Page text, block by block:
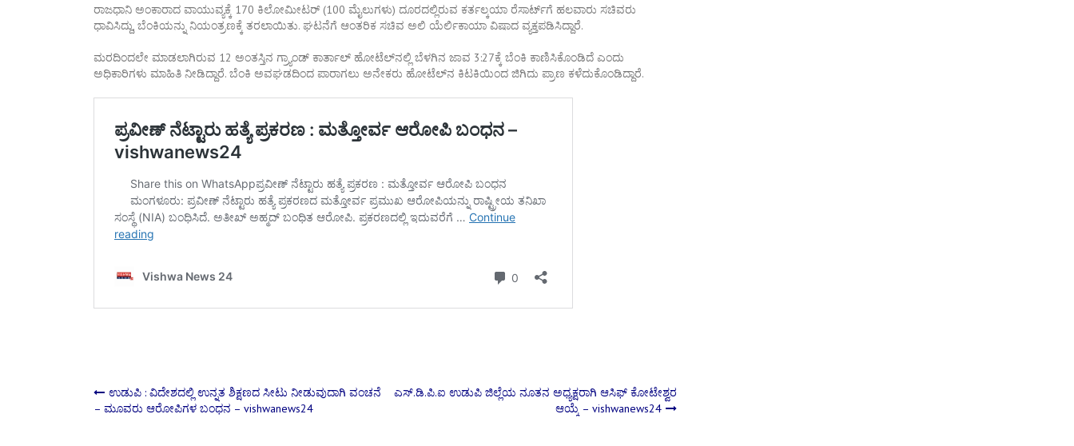
ರಾಜಧಾನಿ ಅಂಕಾರಾದ ವಾಯುವ್ಯಕ್ಕೆ 170 ಕಿಲೋಮೀಟರ್ (100 ಮೈಲುಗಳು) ದೂರದಲ್ಲಿರುವ ಕರ್ತಲ್ಕಯಾ ರೆಸಾರ್ಟ್‌ಗೆ ಹಲವಾರು ಸಚಿವರು
ಧಾವಿಸಿದ್ದು, ಬೆಂಕಿಯನ್ನು ನಿಯಂತ್ರಣಕ್ಕೆ ತರಲಾಯಿತು. ಘಟನೆಗೆ ಆಂತರಿಕ ಸಚಿವ ಅಲಿ ಯೆರ್ಲಿಕಾಯಾ ವಿಷಾದ ವ್ಯಕ್ತಪಡಿಸಿದ್ದಾರೆ.
ಮರದಿಂದಲೇ ಮಾಡಲಾಗಿರುವ 12 ಅಂತಸ್ತಿನ ಗ್ರ್ಯಾಂಡ್ ಕಾರ್ತಾಲ್ ಹೋಟೆಲ್‌ನಲ್ಲಿ ಬೆಳಗಿನ ಜಾವ 3:27ಕ್ಕೆ ಬೆಂಕಿ ಕಾಣಿಸಿಕೊಂಡಿದೆ ಎಂದು
ಅಧಿಕಾರಿಗಳು ಮಾಹಿತಿ ನೀಡಿದ್ದಾರೆ. ಬೆಂಕಿ ಅವಘಡದಿಂದ ಪಾರಾಗಲು ಅನೇಕರು ಹೋಟೆಲ್‌ನ ಕಿಟಕಿಯಿಂದ ಜಿಗಿದು ಪ್ರಾಣ ಕಳೆದುಕೊಂಡಿದ್ದಾರೆ.
Post
ಉಡುಪಿ : ವಿದೇಶದಲ್ಲಿ ಉನ್ನತ ಶಿಕ್ಷಣದ ಸೀಟು ನೀಡುವುದಾಗಿ ವಂಚನೆ
– ಮೂವರು ಆರೋಪಿಗಳ ಬಂಧನ – vishwanews24
ಎಸ್.ಡಿ.ಪಿ.ಐ ಉಡುಪಿ ಜಿಲ್ಲೆಯ ನೂತನ ಅಧ್ಯಕ್ಷರಾಗಿ ಆಸಿಫ್ ಕೋಟೇಶ್ವರ
ಆಯ್ಕೆ – vishwanews24